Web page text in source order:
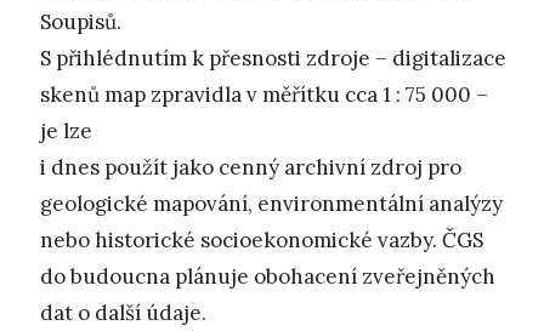
Soupisů.
S přihlédnutím k přesnosti zdroje – digitalizace
skenů map zpravidla v měřítku cca 1 : 75 000 –
je lze
i dnes použít jako cenný archivní zdroj pro
geologické mapování, environmentální analýzy
nebo historické socioekonomické vazby. ČGS
do budoucna plánuje obohacení zveřejněných
dat o další údaje.